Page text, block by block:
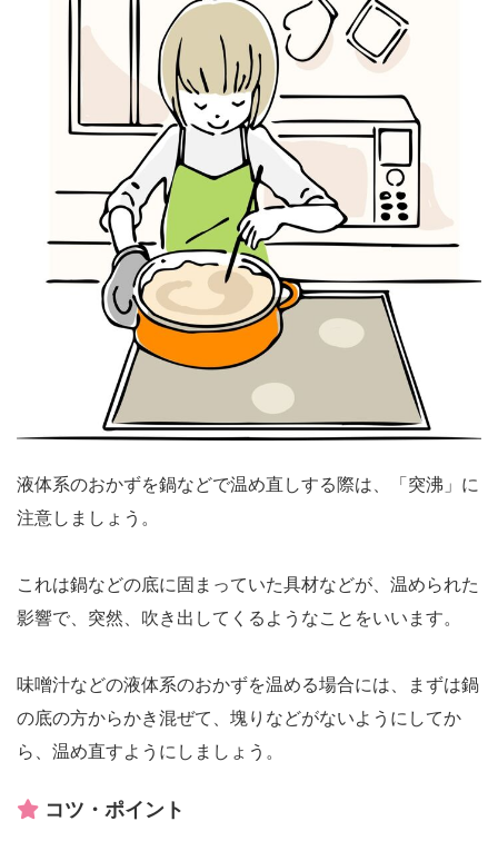
液体系のおかずを鍋などで温め直しする際は、「突沸」に
注意しましょう。
これは鍋などの底に固まっていた具材などが、温められた
影響で、突然、吹き出してくるようなことをいいます。
味噌汁などの液体系のおかずを温める場合には、まずは鍋
の底の方からかき混ぜて、塊りなどがないようにしてか
ら、温め直すようにしましょう。
コツ・ポイント